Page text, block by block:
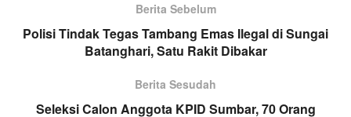
Berita Sebelum
Polisi Tindak Tegas Tambang Emas Ilegal di Sungai
Batanghari, Satu Rakit Dibakar
Berita Sesudah
Seleksi Calon Anggota KPID Sumbar, 70 Orang